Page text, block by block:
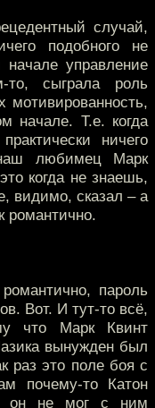
случай,
подобного не
управление
сыграла роль
начале. Т.е. когда
ничего
любимец Марк
когда не знаешь,
видимо, сказал – а
романтично.
пароль
Вот. И тут-то всё,
что Марк Квинт
вынужден был
раз это поле боя с
почему-то Катон
он не мог с ним